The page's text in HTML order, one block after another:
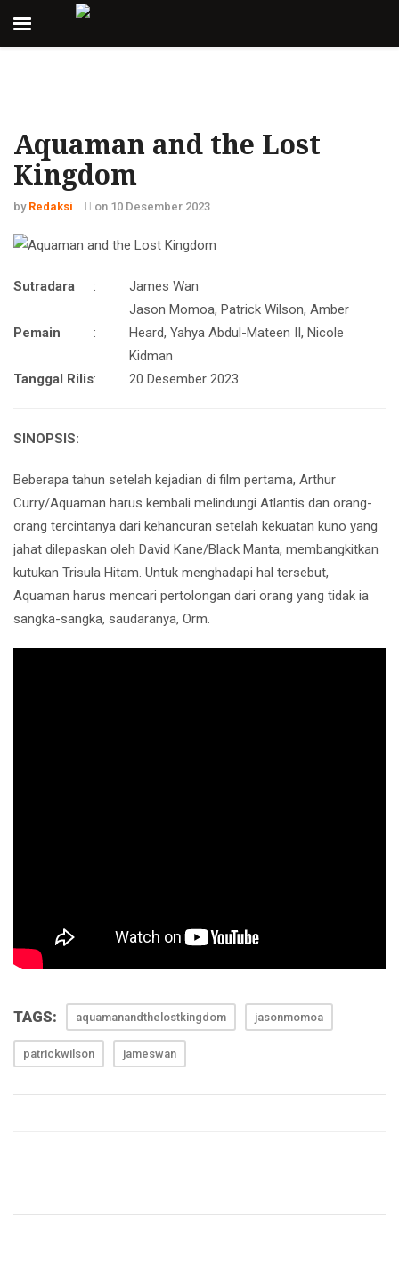
Aquaman and the Lost
Kingdom
by Redaksi on 10 Desember 2023
Sutradara : James Wan
Pemain :
Jason Momoa, Patrick Wilson, Amber
Heard, Yahya Abdul-Mateen II, Nicole
Kidman
Tanggal Rilis: 20 Desember 2023
SINOPSIS:
Beberapa tahun setelah kejadian di film pertama, Arthur
Curry/Aquaman harus kembali melindungi Atlantis dan orang-
orang tercintanya dari kehancuran setelah kekuatan kuno yang
jahat dilepaskan oleh David Kane/Black Manta, membangkitkan
kutukan Trisula Hitam. Untuk menghadapi hal tersebut,
Aquaman harus mencari pertolongan dari orang yang tidak ia
sangka-sangka, saudaranya, Orm.
TAGS: aquamanandthelostkingdom jasonmomoa
patrickwilson jameswan